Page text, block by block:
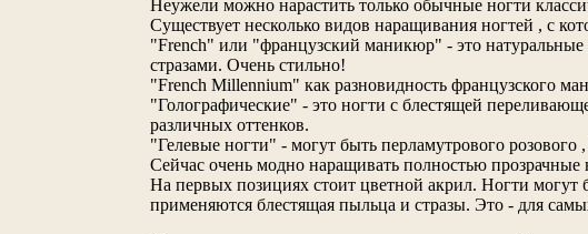
Неужели можно нарастить только обычные ногти
Существует несколько видов наращивания ногтей , с
"French" или "французский маникюр" - это
стразами. Очень стильно!
"French Millennium" как разновидность французского
"Голографические" - это ногти с блестящей
различных оттенков.
"Гелевые ногти" - могут быть перламутрового розового
Сейчас очень модно наращивать полностью
На первых позициях стоит цветной акрил. Ногти
применяются блестящая пыльца и стразы. Это - для